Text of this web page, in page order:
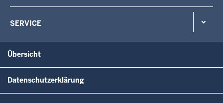
SERVICE
Übersicht
Datenschutzerklärung